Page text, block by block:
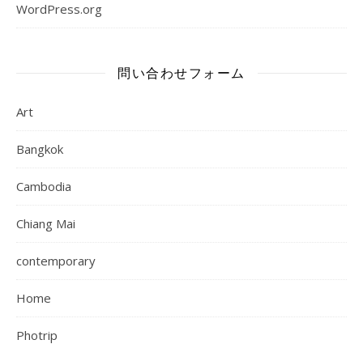
WordPress.org
問い合わせフォーム
Art
Bangkok
Cambodia
Chiang Mai
contemporary
Home
Photrip